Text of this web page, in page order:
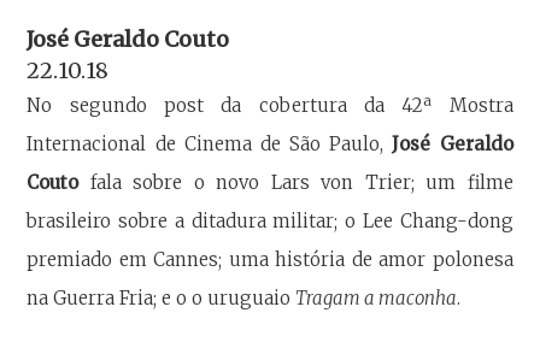
José Geraldo Couto
22.10.18
No segundo post da cobertura da 42ª Mostra
Internacional de Cinema de São Paulo,José Geraldo
Coutofala sobre o novo Lars von Trier; um filme
brasileiro sobre a ditadura militar; o Lee Chang-dong
premiado em Cannes; uma história de amor polonesa
na Guerra Fria; e o o uruguaio Tragam a maconha.